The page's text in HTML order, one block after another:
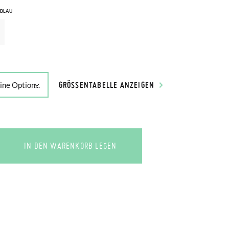
GRÖSSENTABELLE ANZEIGEN
IN DEN WARENKORB LEGEN